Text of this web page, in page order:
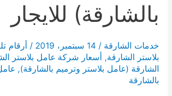
بالشارقة) للايجار
خدمات الشارقة / 14 سبتمبر، 2019 / أرقام
بلاستر الشارقة, أسعار شركة عامل بلاستر
الشارقة (عامل بلاستر وترميم بالشارقة),
بالشارقة